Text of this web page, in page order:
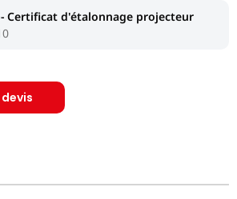
Certificat d'étalonnage projecteur